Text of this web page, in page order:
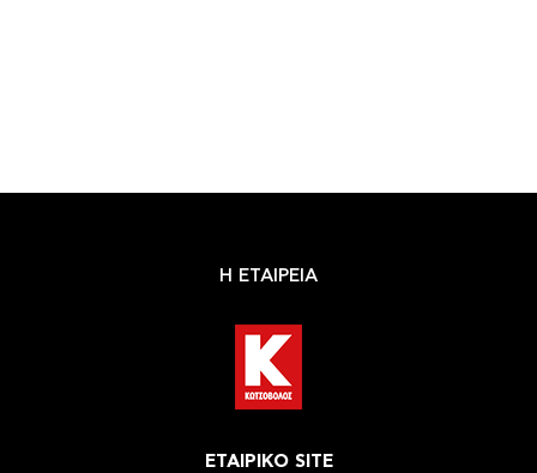
Η ΕΤΑΙΡΕΙΑ
ΕΤΑΙΡΙΚΟ SITE